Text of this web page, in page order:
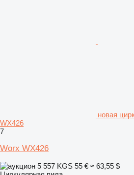
новая
WX426
7
Worx WX426
5 557 KGS 55 € ≈ 63,55 $